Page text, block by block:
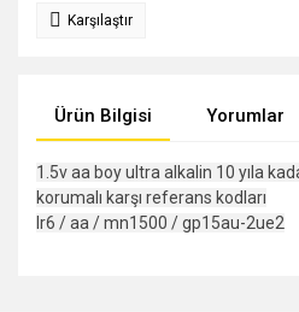
Karşılaştır
Ürün Bilgisi Yorumlar
1.5v aa boy ultra alkalin 10 yıla
korumalı karşı referans kodları
lr6 / aa / mn1500 / gp15au-2ue2